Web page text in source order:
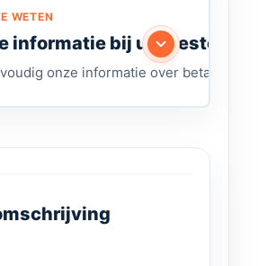
WETEN
informatie bij uw bestelling
onze informatie over betalen,